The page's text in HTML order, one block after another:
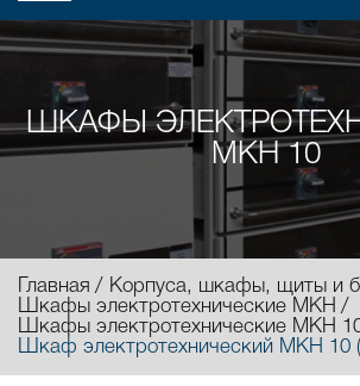
ШКАФЫ
МКН 10
Главная
Корпуса, шкафы, щиты и
Шкафы электротехнические МКН
Шкафы электротехнические МКН
Шкаф электротехнический МКН 10